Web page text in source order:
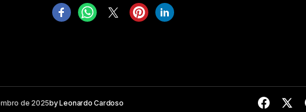
de 2025byLeonardo Cardoso